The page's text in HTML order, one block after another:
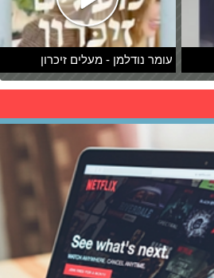
עומר נודלמן - מעלים זיכרון